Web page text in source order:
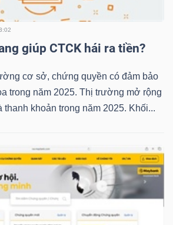
giúp CTCK hái ra tiền?
cơ sở, chứng quyền có đảm bảo
trong năm 2025. Thị trường mở rộng
thanh khoản trong năm 2025. Khối...